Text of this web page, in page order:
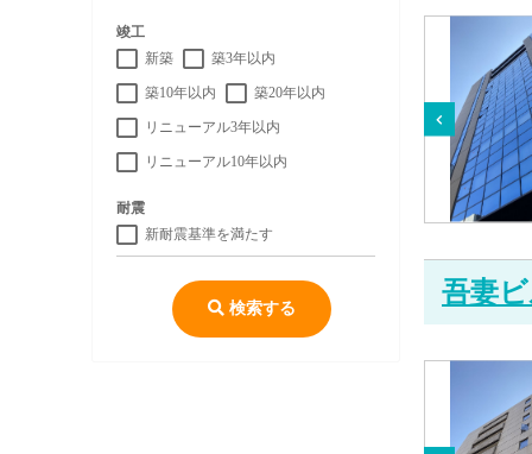
竣工
新築
築3年以内
築10年以内 築20年以内
リニューアル3年以内
リニューアル10年以内
耐震
新耐震基準を満たす
検索する 吾妻